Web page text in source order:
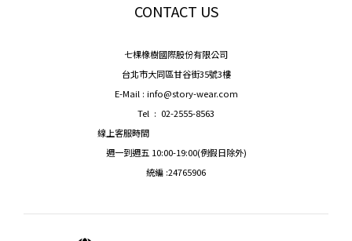
CONTACT US
七棵橡樹國際股份有限公司
台北市大同區甘谷街35號3樓
E-Mail : info@story-wear.com
Tel : 02-2555-8563
線上客服時間
週一到週五 10:00-19:00(例假日除外)
統編 :24765906